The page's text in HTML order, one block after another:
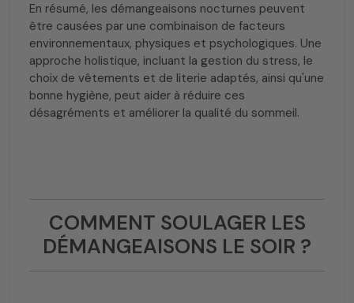
En résumé, les démangeaisons nocturnes peuvent
être causées par une combinaison de facteurs
environnementaux, physiques et psychologiques. Une
approche holistique, incluant la gestion du stress, le
choix de vêtements et de literie adaptés, ainsi qu'une
bonne hygiène, peut aider à réduire ces
désagréments et améliorer la qualité du sommeil.
COMMENT SOULAGER LES
DÉMANGEAISONS LE SOIR ?